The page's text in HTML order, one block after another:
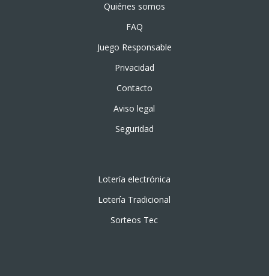
Quiénes somos
FAQ
Juego Responsable
Privacidad
Contacto
Aviso legal
Seguridad
Lotería electrónica
Lotería Tradicional
Sorteos Tec